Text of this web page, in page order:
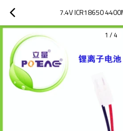
7.4V ICR18650
1 / 4